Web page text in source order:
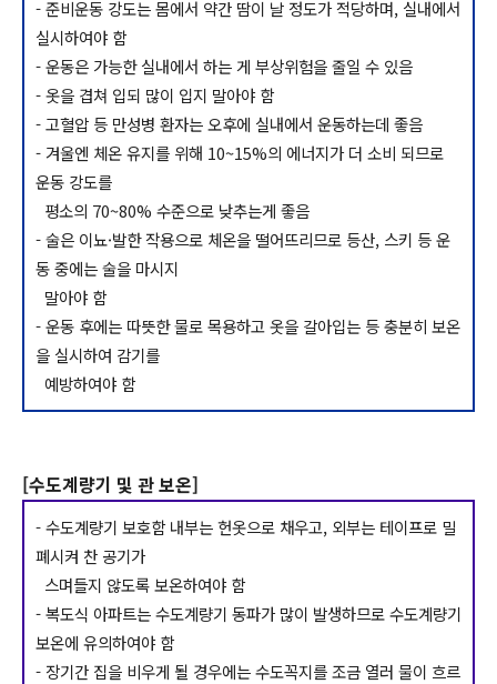
- 준비운동 강도는 몸에서 약간 땀이 날 정도가 적당하며, 실내에서
실시하여야 함
- 운동은 가능한 실내에서 하는 게 부상위험을 줄일 수 있음
- 옷을 겹쳐 입되 많이 입지 말아야 함
- 고혈압 등 만성병 환자는 오후에 실내에서 운동하는데 좋음
- 겨울엔 체온 유지를 위해 10~15%의 에너지가 더 소비 되므로
운동 강도를
평소의 70~80% 수준으로 낮추는게 좋음
- 술은 이뇨·발한 작용으로 체온을 떨어뜨리므로 등산, 스키 등 운
동 중에는 술을 마시지
말아야 함
- 운동 후에는 따뜻한 물로 목용하고 옷을 갈아입는 등 충분히 보온
을 실시하여 감기를
예방하여야 함
[수도계량기 및 관 보온]
- 수도계량기 보호함 내부는 헌옷으로 채우고, 외부는 테이프로 밀
폐시켜 찬 공기가
스며들지 않도록 보온하여야 함
- 복도식 아파트는 수도계량기 동파가 많이 발생하므로 수도계량기
보온에 유의하여야 함
- 장기간 집을 비우게 될 경우에는 수도꼭지를 조금 열러 물이 흐르